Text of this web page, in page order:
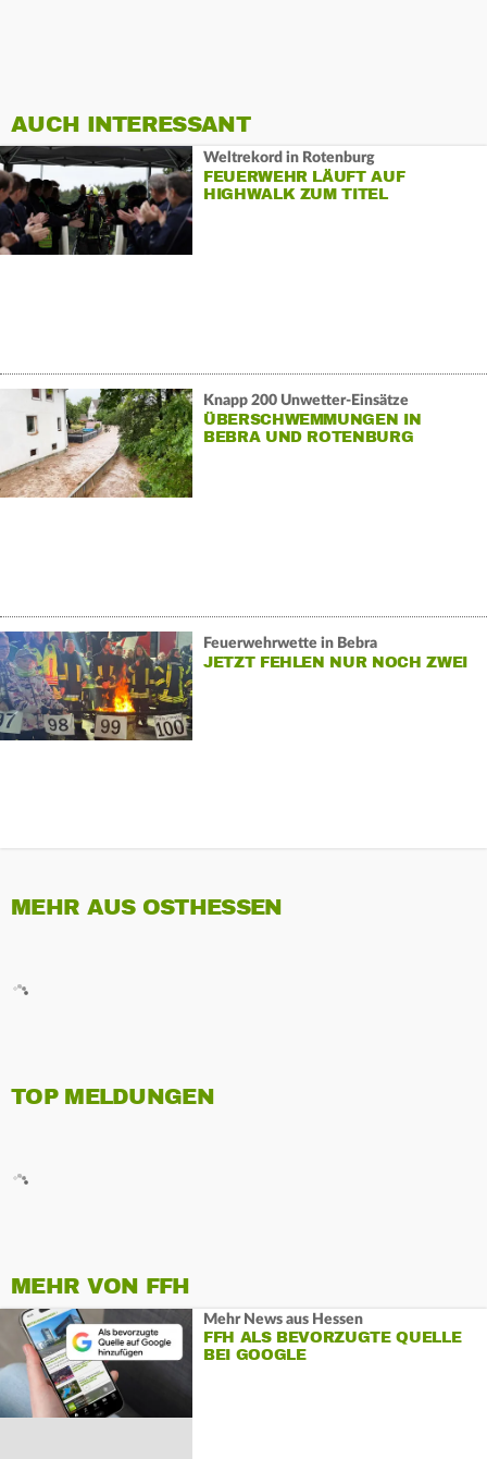
AUCH INTERESSANT
Weltrekord in Rotenburg
FEUERWEHR LÄUFT AUF
HIGHWALK ZUM TITEL
Knapp 200 Unwetter-Einsätze
ÜBERSCHWEMMUNGEN IN
BEBRA UND ROTENBURG
Feuerwehrwette in Bebra
JETZT FEHLEN NUR NOCH ZWEI
MEHR AUS OSTHESSEN
TOP MELDUNGEN
MEHR VON FFH
Mehr News aus Hessen
FFH ALS BEVORZUGTE QUELLE
BEI GOOGLE